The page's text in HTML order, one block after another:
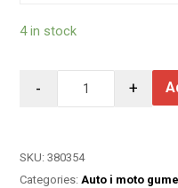
4 in stock
- +
SKU:380354
Categories:Auto i moto